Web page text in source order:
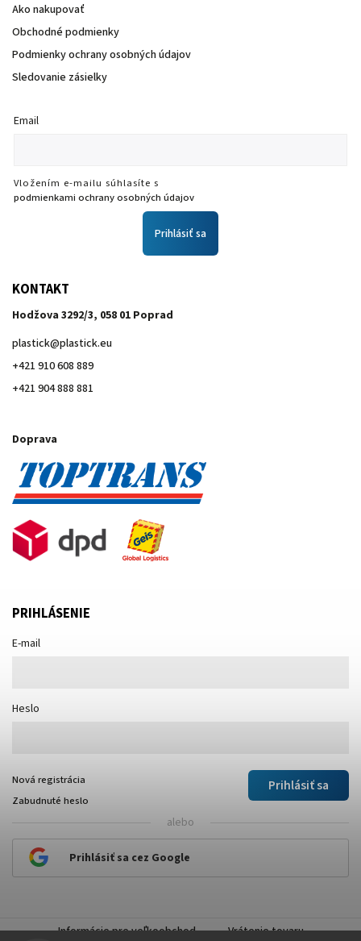
Ako nakupovať
Obchodné podmienky
Podmienky ochrany osobných údajov
Sledovanie zásielky
Email
Vložením e-mailu súhlasíte s
podmienkami ochrany osobných údajov
Prihlásiť sa
KONTAKT
Hodžova 3292/3, 058 01 Poprad
plastick@plastick.eu
+421 910 608 889
+421 904 888 881
Doprava
PRIHLÁSENIE
E-mail
Heslo
Prihlásiť sa
Nová registrácia
Zabudnuté heslo
alebo
Prihlásiť sa cez Google
Informácie pre veľkoobchod Vrátenie tovaru